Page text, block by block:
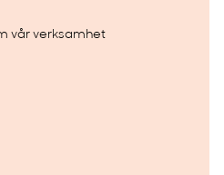
vår verksamhet